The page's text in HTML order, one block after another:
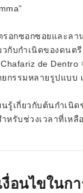
รอกซอกซอยและ
วกับกำเนิดของดน
de
กรรมหลายรูปแบบ
รู้เกี่ยวกับต้นกำเ
หรับช่วงเวลาที่เห
อนไขในก